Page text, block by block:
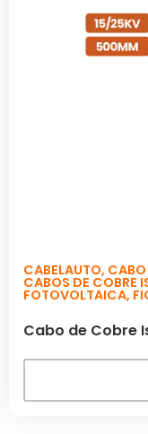
CABELAUTO,
CABOS DE COBRE
FOTOVOLTAICA,
Cabo de Cobre